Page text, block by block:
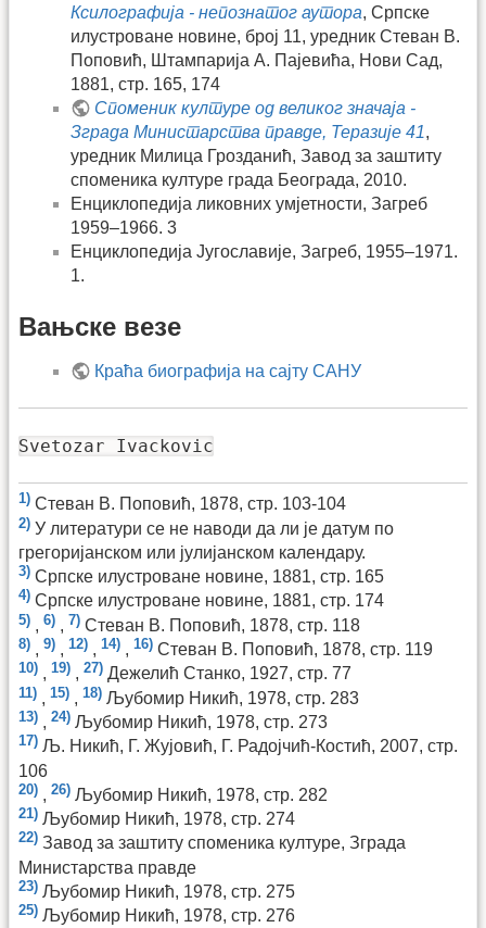
Ксилографија - непознатог аутора, Српске
илустроване новине, број 11, уредник Стеван В.
Поповић, Штампарија А. Пајевића, Нови Сад,
1881, стр. 165, 174
Споменик културе од великог значаја -
Зграда Министарства правде, Теразије 41,
уредник Милица Грозданић, Завод за заштиту
споменика културе града Београда, 2010.
Енциклопедија ликовних умјетности, Загреб
1959–1966. 3
Енциклопедија Југославије, Загреб, 1955–1971.
1.
Вањске везе
Краћа биографија на сајту САНУ
Svetozar Ivackovic
1) Стеван В. Поповић, 1878, стр. 103-104
2) У литератури се не наводи да ли је датум по
грегоријанском или јулијанском календару.
3) Српске илустроване новине, 1881, стр. 165
4) Српске илустроване новине, 1881, стр. 174
5) , 6) , 7) Стеван В. Поповић, 1878, стр. 118
8) , 9) , 12) , 14) , 16) Стеван В. Поповић, 1878, стр. 119
10) , 19) , 27) Дежелић Станко, 1927, стр. 77
11) , 15) , 18) Љубомир Никић, 1978, стр. 283
13) , 24) Љубомир Никић, 1978, стр. 273
17) Љ. Никић, Г. Жујовић, Г. Радојчић-Костић, 2007, стр.
106
20) , 26) Љубомир Никић, 1978, стр. 282
21) Љубомир Никић, 1978, стр. 274
22) Завод за заштиту споменика културе, Зграда
Министарства правде
23) Љубомир Никић, 1978, стр. 275
25) Љубомир Никић, 1978, стр. 276